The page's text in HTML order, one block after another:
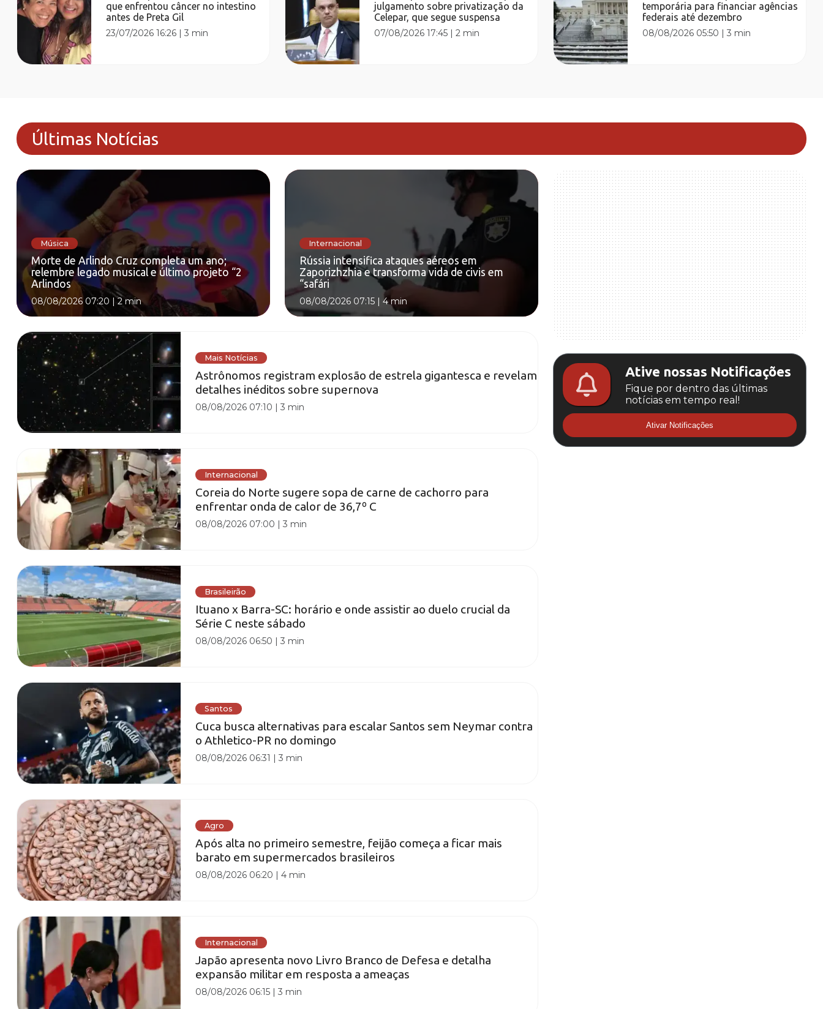
que enfrentou câncer no intestino
antes de Preta Gil
23/07/2026 16:26 |3 min
julgamento sobre privatização da
Celepar, que segue suspensa
07/08/2026 17:45 |2 min
temporária para financiar agências
federais até dezembro
08/08/2026 05:50 |3 min
Últimas Notícias
Música
Morte de Arlindo Cruz completa um ano;
relembre legado musical e último projeto “2
Arlindos
08/08/2026 07:20 |2 min
Internacional
Rússia intensifica ataques aéreos em
Zaporizhzhia e transforma vida de civis em
“safári
08/08/2026 07:15 | 4 min
Mais Notícias
Astrônomos registram explosão de estrela gigantesca e revelam
detalhes inéditos sobre supernova
08/08/2026 07:10 |3 min
Internacional
Coreia do Norte sugere sopa de carne de cachorro para
enfrentar onda de calor de 36,7º C
08/08/2026 07:00 |3 min
Brasileirão
Ituano x Barra-SC: horário e onde assistir ao duelo crucial da
Série C neste sábado
08/08/2026 06:50 |3 min
Santos
Cuca busca alternativas para escalar Santos sem Neymar contra
o Athletico-PR no domingo
08/08/2026 06:31 |3 min
Agro
Após alta no primeiro semestre, feijão começa a ficar mais
barato em supermercados brasileiros
08/08/2026 06:20 |4 min
Internacional
Japão apresenta novo Livro Branco de Defesa e detalha
expansão militar em resposta a ameaças
08/08/2026 06:15 |3 min
Ative nossas Notificações
Fique por dentro das últimas
notícias em tempo real!
Ativar Notificações